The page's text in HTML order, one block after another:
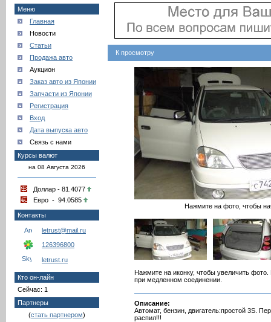
Меню
Главная
Новости
Статьи
Продажа авто
Аукцион
Заказ авто из Японии
Запчасти из Японии
Регистрация
Вход
Дата выпуска авто
Связь с нами
Курсы валют
на 08 Августа 2026
Доллар - 81.4077
Евро - 94.0585
Контакты
letrust@mail.ru
126396800
letrust.ru
Кто он-лайн
Сейчас: 1
Партнеры
(стать партнером)
К просмотру
Нажмите на фото, чтобы
Нажмите на иконку, чтобы увеличить
при медленном соединении.
Описание:
Автомат, бензин, двигатель:простой 3S.
распил!!!